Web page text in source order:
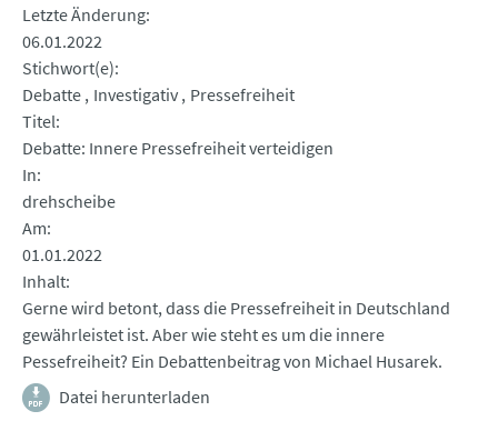
Letzte Änderung
06.01.2022
Stichwort(e)
Debatte Investigativ Pressefreiheit
Titel
Debatte: Innere Pressefreiheit verteidigen
In
drehscheibe
Am
01.01.2022
Inhalt
Gerne wird betont, dass die Pressefreiheit in Deutschland
gewährleistet ist. Aber wie steht es um die innere
Pessefreiheit? Ein Debattenbeitrag von Michael Husarek.
Datei herunterladen